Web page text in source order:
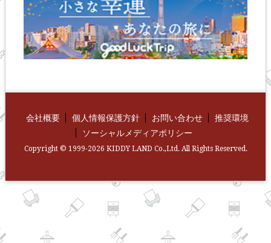
会社概要 個人情報保護方針 お問い合わせ
推奨環境
ソーシャルメディアポリシー
Copyright © 1999-2026 KIDDY LAND Co.,Ltd. All Rights Reserved.